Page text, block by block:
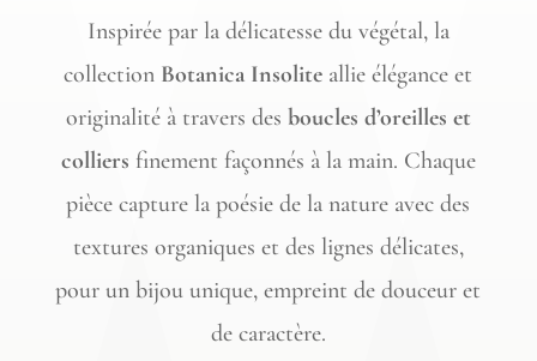
Inspirée par la délicatesse du végétal, la
collection Botanica Insolite allie élégance et
originalité à travers des boucles d’oreilles et
colliers finement façonnés à la main. Chaque
pièce capture la poésie de la nature avec des
textures organiques et des lignes délicates,
pour un bijou unique, empreint de douceur et
de caractère.